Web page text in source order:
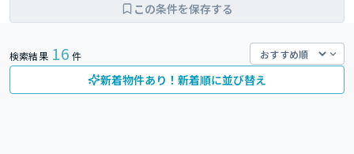
この条件を保存する
検索結果 16 件
新着物件あり！新着順に並び替え